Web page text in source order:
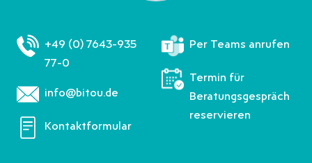
+49 (0) 7643-935
77-0
info@bitou.de
Kontaktformular
Per Teams anrufen
Termin für
Beratungsgespräch
reservieren